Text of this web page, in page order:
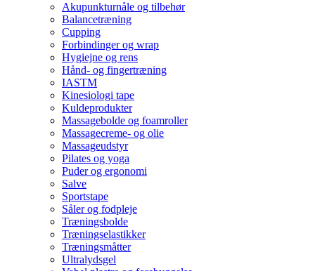
Akupunkturnåle og tilbehør
Balancetræning
Cupping
Forbindinger og wrap
Hygiejne og rens
Hånd- og fingertræning
IASTM
Kinesiologi tape
Kuldeprodukter
Massagebolde og foamroller
Massagecreme- og olie
Massageudstyr
Pilates og yoga
Puder og ergonomi
Salve
Sportstape
Såler og fodpleje
Træningsbolde
Træningselastikker
Træningsmåtter
Ultralydsgel